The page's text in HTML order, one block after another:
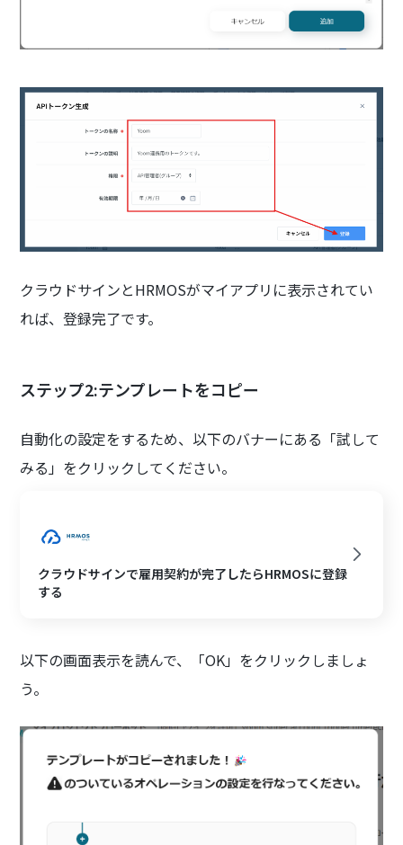
クラウドサインとHRMOSがマイアプリに表示されてい
れば、登録完了です。
ステップ2:テンプレートをコピー
自動化の設定をするため、以下のバナーにある「試して
みる」をクリックしてください。
クラウドサインで雇用契約が完了したらHRMOSに登録
する
以下の画面表示を読んで、「OK」をクリックしましょ
う。